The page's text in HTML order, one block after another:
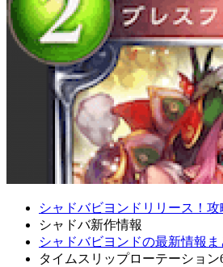
シャドバビヨンドリリース！攻
シャドバ新作情報
シャドバビヨンドの最新情報ま
タイムスリップローテーション